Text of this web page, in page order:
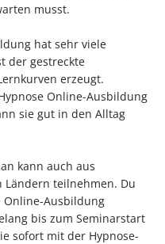
musst.
hat sehr viele
der gestreckte
erzeugt.
Online-Ausbildung
sie gut in den Alltag
kann auch aus
Ländern teilnehmen. Du
Online-Ausbildung
bis zum Seminarstart
sofort mit der Hypnose-